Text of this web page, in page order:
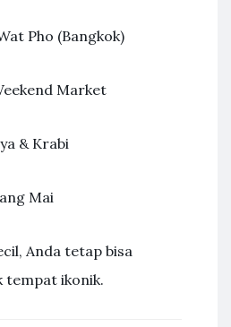
Pho (Bangkok)
Market
& Krabi
Mai
Anda tetap bisa
tempat ikonik.